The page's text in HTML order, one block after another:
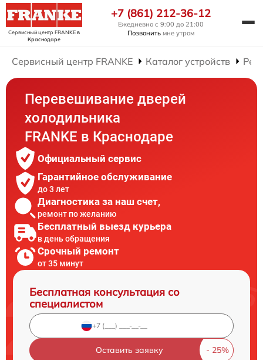
Сервисный центр FRANKEв
Краснодаре
+7 (861) 212-36-12
Ежедневно с 9:00 до 21:00
Позвонить мне утром
Сервисный центр FRANKE Каталог устройств
Перевешивание дверей
холодильника
FRANKE в Краснодаре
Официальный сервис
Гарантийное обслуживание
до 3 лет
Диагностика за наш счет,
ремонт по желанию
Бесплатный выезд курьера
в день обращения
Срочный ремонт
от 35 минут
Бесплатная консультация со
специалистом
Оставить заявку